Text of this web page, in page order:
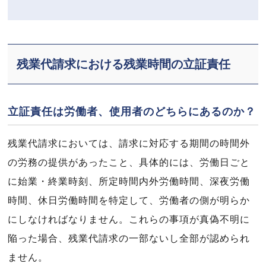
残業代請求における残業時間の立証責任
立証責任は労働者、使用者のどちらにあるのか？
残業代請求においては、請求に対応する期間の時間外
の労務の提供があったこと、具体的には、労働日ごと
に始業・終業時刻、所定時間内外労働時間、深夜労働
時間、休日労働時間を特定して、労働者の側が明らか
にしなければなりません。これらの事項が真偽不明に
陥った場合、残業代請求の一部ないし全部が認められ
ません。